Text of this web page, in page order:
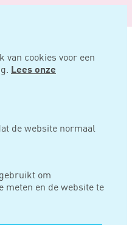
van cookies voor een
Lees onze
de website normaal
om
meten en de website te
remt innovatie